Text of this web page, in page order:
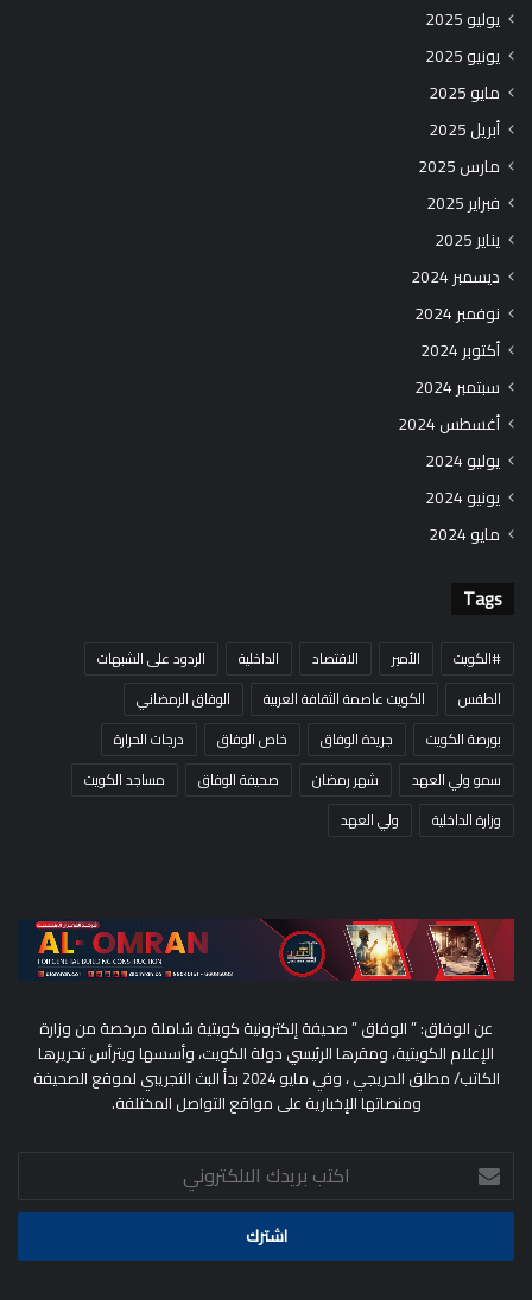
يوليو 2025
يونيو 2025
مايو 2025
أبريل 2025
مارس 2025
فبراير 2025
يناير 2025
ديسمبر 2024
نوفمبر 2024
أكتوبر 2024
سبتمبر 2024
أغسطس 2024
يوليو 2024
يونيو 2024
مايو 2024
Tags
#الكويت الأمير الاقتصاد الداخلية
الردود على الشبهات
الطقس
الكويت عاصمة الثقافة العربية
الوفاق الرمضاني
بورصة الكويت
جريدة الوفاق خاص الوفاق
درجات الحرارة
سمو ولي العهد
شهر رمضان صحيفة الوفاق
مساجد الكويت
وزارة الداخلية
ولي العهد
عن الوفاق: ” الوفاق ” صحيفة إلكترونية كويتية شاملة مرخصة من وزارة
الإعلام الكويتية، ومقرها الرئيسي دولة الكويت، وأسسها ويترأس تحريرها
الكاتب/ مطلق الحريجي ، وفي مايو 2024 بدأ البث التجريبي لموقع الصحيفة
ومنصاتها الإخبارية على مواقع التواصل المختلفة.
اكتب
بريدك
الالكتروني